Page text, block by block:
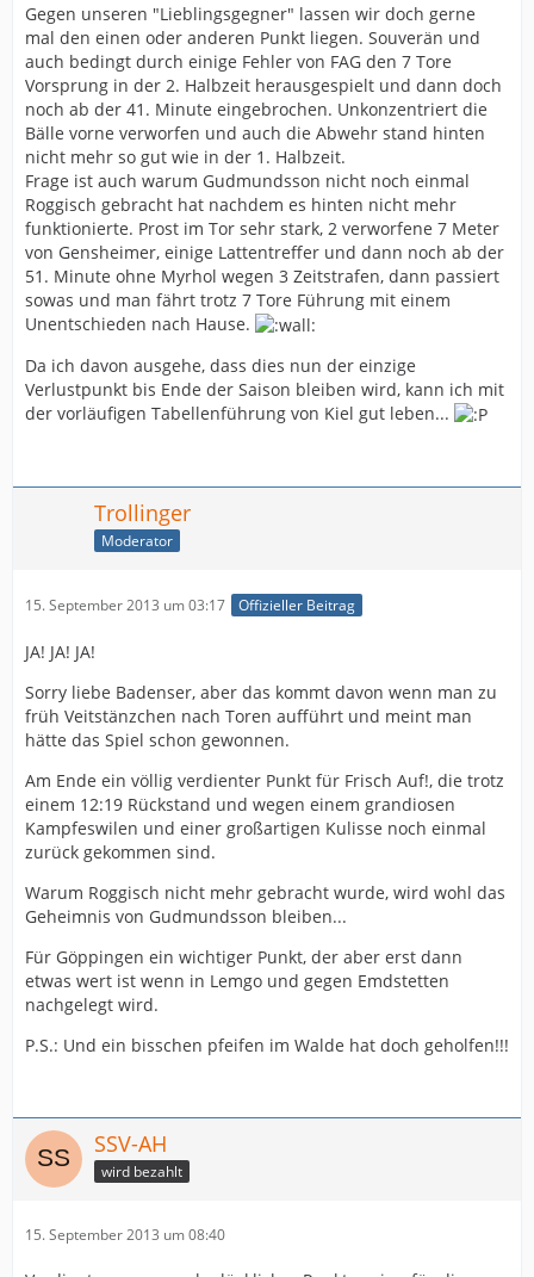
Gegen unseren "Lieblingsgegner" lassen wir doch gerne
mal den einen oder anderen Punkt liegen. Souverän und
auch bedingt durch einige Fehler von FAG den 7 Tore
Vorsprung in der 2. Halbzeit herausgespielt und dann doch
noch ab der 41. Minute eingebrochen. Unkonzentriert die
Bälle vorne verworfen und auch die Abwehr stand hinten
nicht mehr so gut wie in der 1. Halbzeit.
Frage ist auch warum Gudmundsson nicht noch einmal
Roggisch gebracht hat nachdem es hinten nicht mehr
funktionierte. Prost im Tor sehr stark, 2 verworfene 7 Meter
von Gensheimer, einige Lattentreffer und dann noch ab der
51. Minute ohne Myrhol wegen 3 Zeitstrafen, dann passiert
sowas und man fährt trotz 7 Tore Führung mit einem
Unentschieden nach Hause.
Da ich davon ausgehe, dass dies nun der einzige
Verlustpunkt bis Ende der Saison bleiben wird, kann ich mit
der vorläufigen Tabellenführung von Kiel gut leben...
Trollinger
Moderator
15. September 2013 um 03:17 Offizieller Beitrag
JA! JA! JA!
Sorry liebe Badenser, aber das kommt davon wenn man zu
früh Veitstänzchen nach Toren aufführt und meint man
hätte das Spiel schon gewonnen.
Am Ende ein völlig verdienter Punkt für Frisch Auf!, die trotz
einem 12:19 Rückstand und wegen einem grandiosen
Kampfeswilen und einer großartigen Kulisse noch einmal
zurück gekommen sind.
Warum Roggisch nicht mehr gebracht wurde, wird wohl das
Geheimnis von Gudmundsson bleiben...
Für Göppingen ein wichtiger Punkt, der aber erst dann
etwas wert ist wenn in Lemgo und gegen Emdstetten
nachgelegt wird.
P.S.: Und ein bisschen pfeifen im Walde hat doch geholfen!!!
SSV-AH
wird bezahlt
15. September 2013 um 08:40